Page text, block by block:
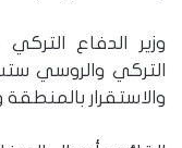
وزير الدفاع التركي
التركي والروسي
والاستقرار